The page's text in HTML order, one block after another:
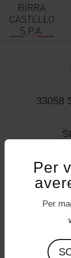
33058
Per
Per